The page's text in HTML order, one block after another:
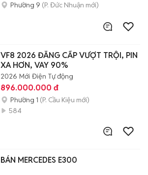
Phường 9 (P. Đức Nhuận mới)
VF8 2026 ĐẲNG CẤP VƯỢT TRỘI, PIN
XA HƠN, VAY 90%
2026 Mới Điện Tự động
896.000.000 đ
Phường 1 (P. Cầu Kiệu mới)
584
BÁN MERCEDES E300